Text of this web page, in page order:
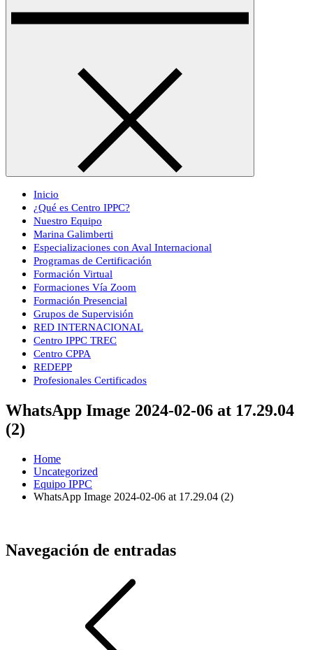
Inicio
¿Qué es Centro IPPC?
Nuestro Equipo
Marina Galimberti
Especializaciones con Aval Internacional
Programas de Certificación
Formación Virtual
Formaciones Vía Zoom
Formación Presencial
Grupos de Supervisión
RED INTERNACIONAL
Centro IPPC TREC
Centro CPPA
REDEPP
Profesionales Certificados
WhatsApp Image 2024-02-06 at 17.29.04
(2)
Home
Uncategorized
Equipo IPPC
WhatsApp Image 2024-02-06 at 17.29.04 (2)
Navegación de entradas